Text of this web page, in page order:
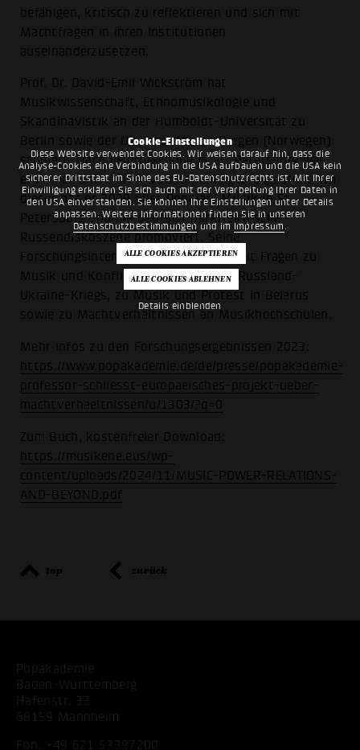
Cookie-Einstellungen
Diese Website verwendet Cookies. Wir weisen darauf hin, dass die
Analyse-Cookies eine Verbindung in die USA aufbauen und die USA kein
sicherer Drittstaat im Sinne des EU-Datenschutzrechts ist. Mit Ihrer
Einwilligung erklären Sie sich auch mit der Verarbeitung Ihrer Daten in
den USA einverstanden. Sie können Ihre Einstellungen unter Details
anpassen. Weitere Informationen finden Sie in unseren
Datenschutzbestimmungen und im Impressum .
Details einblenden
befähigen, kritisch zu reflektieren und sich mit
Machtfragen in ihren Institutionen
auseinanderzusetzen.
Prof. Dr. David-Emil Wickström hat
Musikwissenschaft, Ethnomusikologie und
Skandinavistik an der Humboldt-Universität zu
Berlin sowie der Universität von Bergen (Norwegen)
studiert. Nach Feldforschung in St. Petersburg war
er an der Universität von Kopenhagen angestellt. An
dieser hat er 2009 über Populäre Musik in St.
Petersburg und die deutsch-österreichische
Russendiskoszene promoviert. Seine
Forschungsinteressen umfassen zurzeit Fragen zu
Musik und Konflikt am Beispiel des Russland-
Ukraine-Kriegs, zu Musik und Protest in Belarus
sowie zu Machtverhältnissen an Musikhochschulen.
Mehr Infos zu den Forschungsergebnissen 2023:
https://www.popakademie.de/de/presse/popakademie-
professor-schliesst-europaeisches-projekt-ueber-
machtverhaeltnissen/u/1303/?q=0
Zum Buch, kostenfreier Download:
https://musikene.eus/wp-
content/uploads/2024/11/MUSIC-POWER-RELATIONS-
AND-BEYOND.pdf
top zurück
Popakademie
Baden-Württemberg
Hafenstr. 33
68159 Mannheim
Fon:
+49 621 53397200